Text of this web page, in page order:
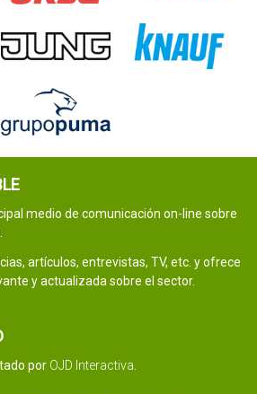
medio de comunicación on-line sobre
artículos, entrevistas, TV, etc. y ofrece
y actualizada sobre el sector.
por OJD Interactiva